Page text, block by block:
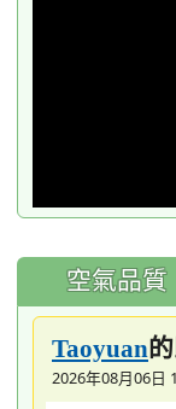
空氣品質
Taoyuan
2026年08月06日